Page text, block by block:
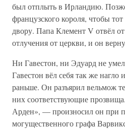
был отплыть в Ирландию.
французского короля, чтобы
двору. Папа Клемент V отвёл от
отлучения от церкви, и он
Ни Гавестон, ни Эдуард не
Гавестон вёл себя так же нагло
раньше. Он разъярил вельмож
них соответствующие
Арден», — произносил он при
могущественного графа